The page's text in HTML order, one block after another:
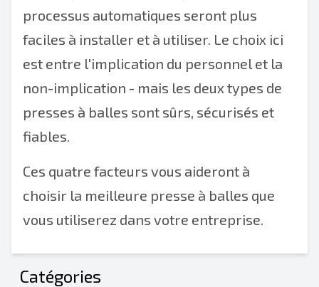
processus automatiques seront plus
faciles à installer et à utiliser. Le choix ici
est entre l'implication du personnel et la
non-implication - mais les deux types de
presses à balles sont sûrs, sécurisés et
fiables.
Ces quatre facteurs vous aideront à
choisir la meilleure presse à balles que
vous utiliserez dans votre entreprise.
Catégories